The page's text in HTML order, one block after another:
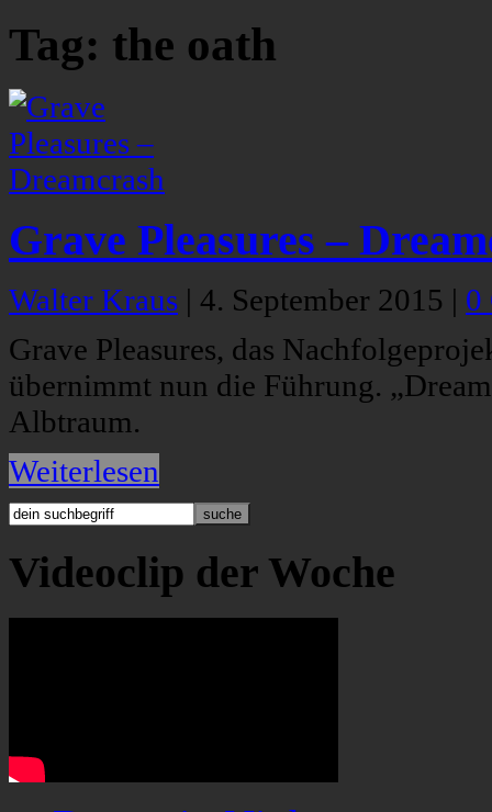
Tag: the oath
Grave Pleasures –
Walter Kraus | 4. September 2015 | 0
Grave Pleasures, das
übernimmt nun die Führung.
Albtraum.
Weiterlesen
Videoclip der Woche